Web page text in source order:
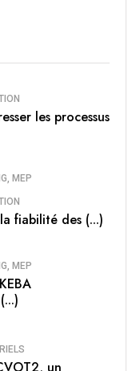
les processus
MEP
fiabilité des (...)
MEP
un